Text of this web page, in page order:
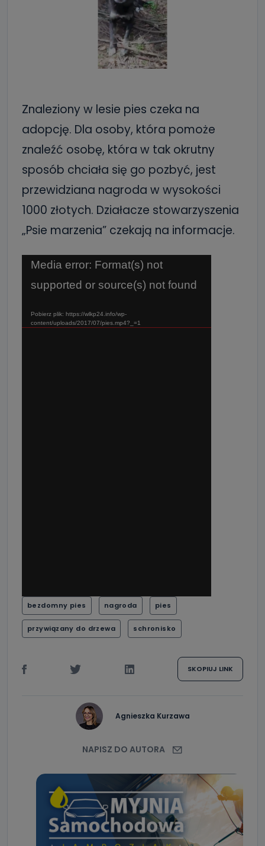
Znaleziony w lesie pies czeka na
adopcję. Dla osoby, która pomoże
znaleźć osobę, która w tak okrutny
sposób chciała się go pozbyć, jest
przewidziana nagroda w wysokości
1000 złotych. Działacze stowarzyszenia
„Psie marzenia” czekają na informacje.
Odtwarzacz
Media error: Format(s) not
supported or source(s) not found
Pobierz plik: https://wlkp24.info/wp-
content/uploads/2017/07/pies.mp4?_=1
bezdomny pies nagroda pies
przywiązany do drzewa schronisko
SKOPIUJ LINK
Agnieszka Kurzawa
NAPISZ DO AUTORA